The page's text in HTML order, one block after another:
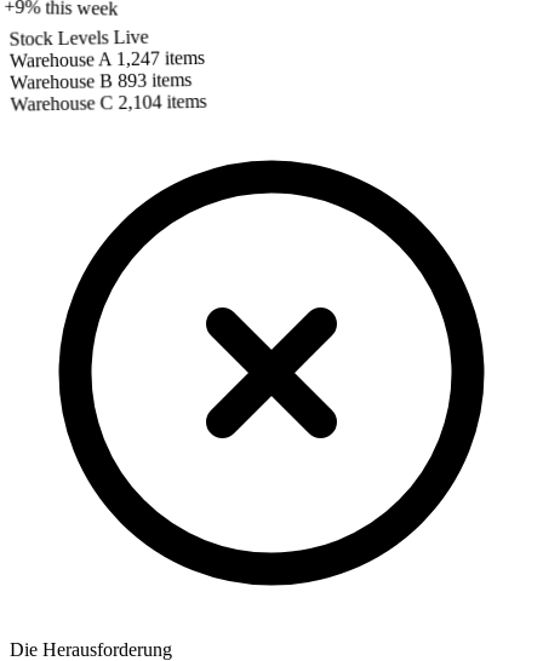
+9% this week
Stock Levels Live
Warehouse A 1,247 items
Warehouse B 893 items
Warehouse C 2,104 items
Die Herausforderung